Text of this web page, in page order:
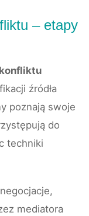
– etapy
źródła
poznają swoje
do
techniki
mediatora